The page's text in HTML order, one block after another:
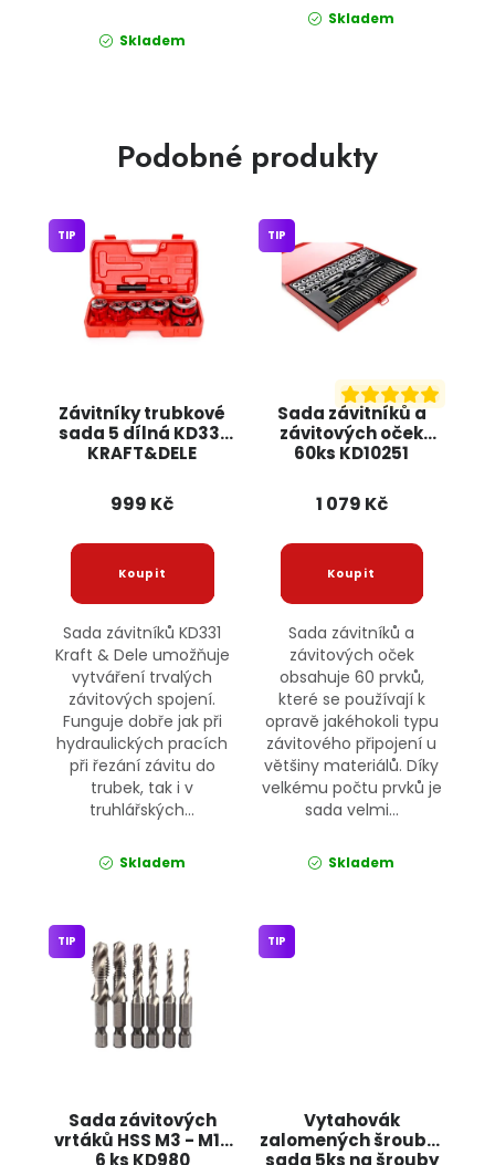
Skladem
Skladem
Podobné produkty
Závitníky trubkové
sada 5 dílná KD331
KRAFT&DELE
TIP
999 Kč
Sada závitníků KD331
Kraft & Dele umožňuje
vytváření trvalých
závitových spojení.
Funguje dobře jak při
hydraulických pracích
při řezání závitu do
trubek, tak i v
truhlářských...
Skladem
Sada závitníků a
závitových oček
60ks KD10251
TIP
1 079 Kč
Sada závitníků a
závitových oček
obsahuje 60 prvků,
které se používají k
opravě jakéhokoli typu
závitového připojení u
většiny materiálů. Díky
velkému počtu prvků je
sada velmi...
Skladem
Sada závitových
vrtáků HSS M3 - M10
6 ks KD980
TIP
Vytahovák
zalomených šroubů,
sada 5ks na šrouby
TIP